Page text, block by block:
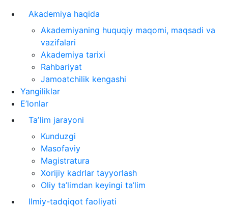
Akademiya haqida
Akademiyaning huquqiy maqomi, maqsadi va
vazifalari
Akademiya tarixi
Rahbariyat
Jamoatchilik kengashi
Yangiliklar
E’lonlar
Taʼlim jarayoni
Kunduzgi
Masofaviy
Magistratura
Xorijiy kadrlar tayyorlash
Oliy ta’limdan keyingi ta’lim
Ilmiy-tadqiqot faoliyati